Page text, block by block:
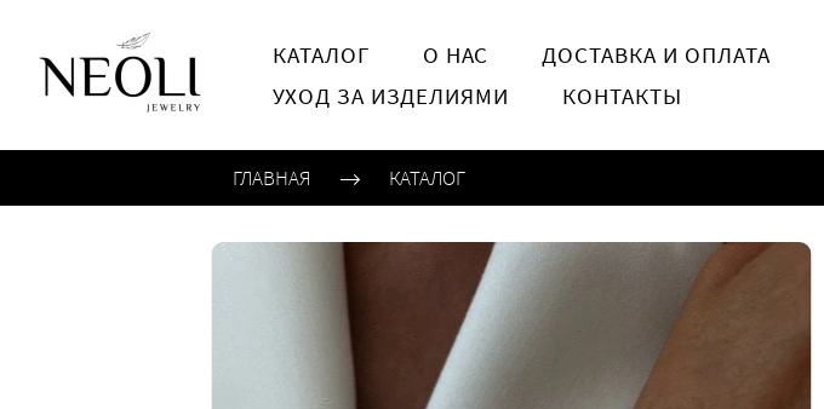
КАТАЛОГ О НАС ДОСТАВКА И ОПЛАТА
УХОД ЗА ИЗДЕЛИЯМИ
КОНТАКТЫ
ГЛАВНАЯ КАТАЛОГ